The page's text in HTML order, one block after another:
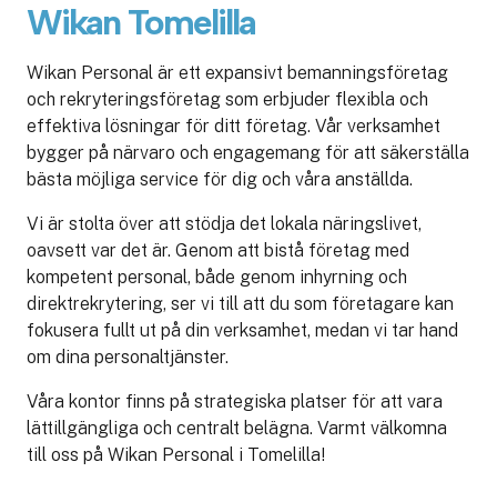
Wikan Tomelilla
Wikan Personal är ett expansivt bemanningsföretag
och rekryteringsföretag som erbjuder flexibla och
effektiva lösningar för ditt företag. Vår verksamhet
bygger på närvaro och engagemang för att säkerställa
bästa möjliga service för dig och våra anställda.
Vi är stolta över att stödja det lokala näringslivet,
oavsett var det är. Genom att bistå företag med
kompetent personal, både genom inhyrning och
direktrekrytering, ser vi till att du som företagare kan
fokusera fullt ut på din verksamhet, medan vi tar hand
om dina personaltjänster.
Våra kontor finns på strategiska platser för att vara
lättillgängliga och centralt belägna. Varmt välkomna
till oss på Wikan Personal i Tomelilla!